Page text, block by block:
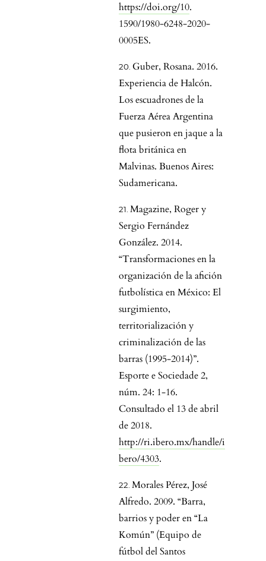
https://doi.org/10.
1590/1980-6248-2020-
0005ES.
Guber, Rosana. 2016.
Experiencia de Halcón.
Los escuadrones de la
Fuerza Aérea Argentina
que pusieron en jaque a la
flota británica en
Malvinas. Buenos Aires:
Sudamericana.
Magazine, Roger y
Sergio Fernández
González. 2014.
“Transformaciones en la
organización de la afición
futbolística en México: El
surgimiento,
territorialización y
criminalización de las
barras (1995-2014)”.
Esporte e Sociedade 2,
núm. 24: 1-16.
Consultado el 13 de abril
de 2018.
http://ri.ibero.mx/handle/i
bero/4303.
Morales Pérez, José
Alfredo. 2009. “Barra,
barrios y poder en “La
Komún” (Equipo de
fútbol del Santos